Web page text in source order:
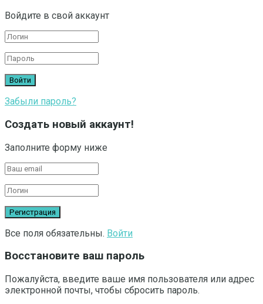
Войдите в свой аккаунт
Забыли пароль?
Создать новый аккаунт!
Заполните форму ниже
Все поля обязательны. Войти
Восстановите ваш пароль
Пожалуйста, введите ваше имя пользователя или адрес
электронной почты, чтобы сбросить пароль.